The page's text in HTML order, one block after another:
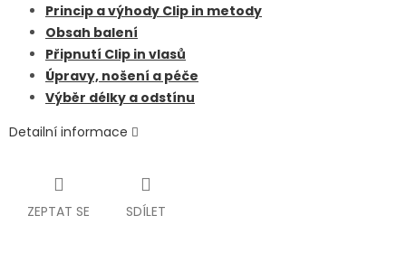
Princip a výhody Clip in metody
Obsah balení
Připnutí Clip in vlasů
Úpravy, nošení a péče
Výběr délky a odstínu
Detailní informace
ZEPTAT SE SDÍLET